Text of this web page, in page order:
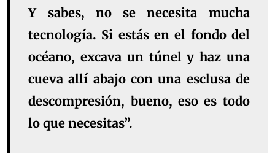
Y sabes, no se necesita mucha
tecnología. Si estás en el fondo del
océano, excava un túnel y haz una
cueva allí abajo con una esclusa de
descompresión, bueno, eso es todo
lo que necesitas”.